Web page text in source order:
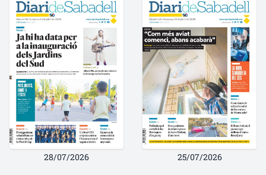
28/07/2026 25/07/2026